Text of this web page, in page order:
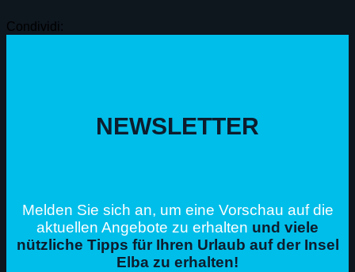
Condividi:
NEWSLETTER
Melden Sie sich an, um eine Vorschau auf die
aktuellen Angebote zu erhalten und viele
nützliche Tipps für Ihren Urlaub auf der Insel
Elba zu erhalten!